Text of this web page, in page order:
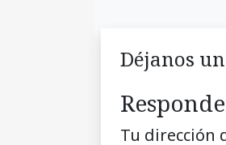
Déjanos
Tu dirección